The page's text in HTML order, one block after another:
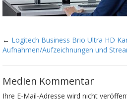
← Logitech Business Brio Ultra HD
Aufnahmen/Aufzeichnungen und
Medien Kommentar
Ihre E-Mail-Adresse wird nicht